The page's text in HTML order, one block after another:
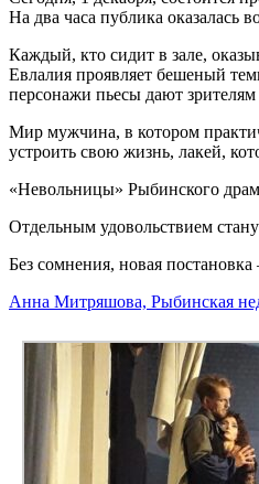
На два часа публика оказалась
Каждый, кто сидит в зале,
Евлалия проявляет бешеный
персонажи пьесы дают
Мир мужчина, в котором
устроить свою жизнь, лакей,
«Невольницы» Рыбинского
Отдельным удовольствием
Без сомнения, новая
Анна Митряшова, Рыбинская